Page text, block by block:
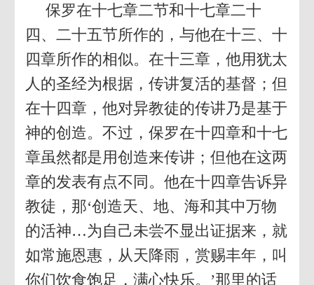
保罗在十七章二节和十七章二十
四、二十五节所作的，与他在十三、十
四章所作的相似。在十三章，他用犹太
人的圣经为根据，传讲复活的基督；但
在十四章，他对异教徒的传讲乃是基于
神的创造。不过，保罗在十四章和十七
章虽然都是用创造来传讲；但他在这两
章的发表有点不同。他在十四章告诉异
教徒，那‘创造天、地、海和其中万物
的活神…为自己未尝不显出证据来，就
如常施恩惠，从天降雨，赏赐丰年，叫
你们饮食饱足，满心快乐。’那里的话